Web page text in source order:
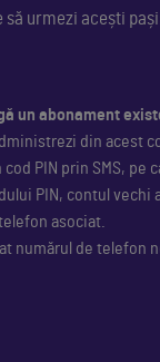
urmezi acești
un abonament
din acest
PIN prin SMS, pe
PIN, contul vechi
asociat.
numărul de telefon